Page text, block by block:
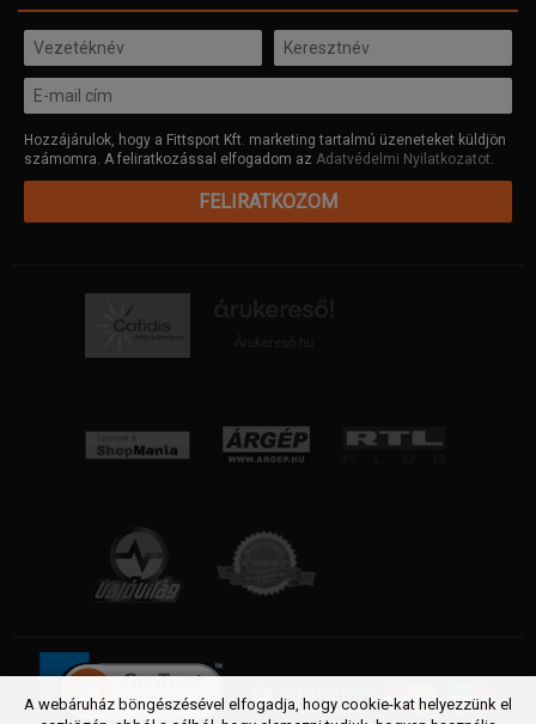
Hozzájárulok, hogy a Fittsport Kft. marketing tartalmú üzeneteket küldjön
számomra. A feliratkozással elfogadom az Adatvédelmi Nyilatkozatot.
FELIRATKOZOM
A webáruház böngészésével elfogadja, hogy cookie-kat helyezzünk el